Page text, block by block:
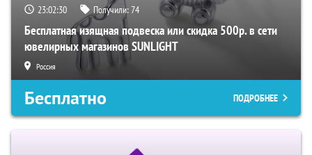
23:02:29 Получили:74
Бесплатная изящная подвеска или скидка 500р. в сети
ювелирных магазинов SUNLIGHT
Россия
Бесплатно ПОДРОБНЕЕ